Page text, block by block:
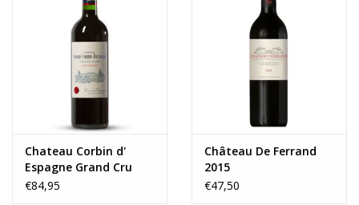
Wijnberichten
Chateau Corbin d'
Espagne Grand Cru
Classe 2018
€84,95
Château De Ferrand
2015
€47,50